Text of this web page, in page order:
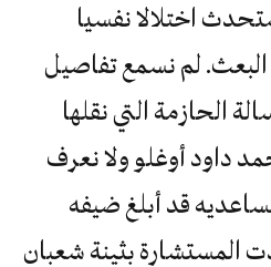
اختلالا نفسيا
البعث. لم نسمع تفاصيل
الحازمة التي نقلها
داود أوغلو ولا نعرف
قد أبلغ ضيفه
المستشارة بثينة شعبان